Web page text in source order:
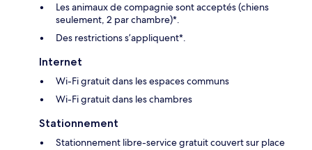
Les animaux de compagnie sont acceptés (chiens
seulement, 2 par chambre)*.
Des restrictions s’appliquent*.
Internet
Wi-Fi gratuit dans les espaces communs
Wi-Fi gratuit dans les chambres
Stationnement
Stationnement libre-service gratuit couvert sur place